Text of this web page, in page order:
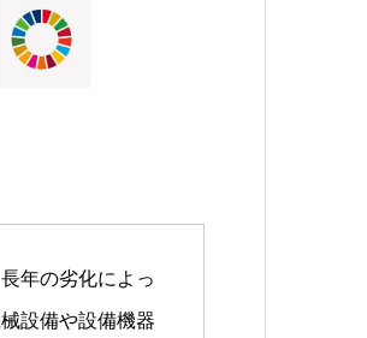
年の劣化によっ
設備や設備機器